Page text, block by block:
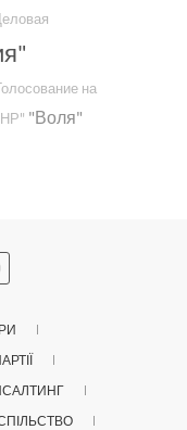
на
"Воля"